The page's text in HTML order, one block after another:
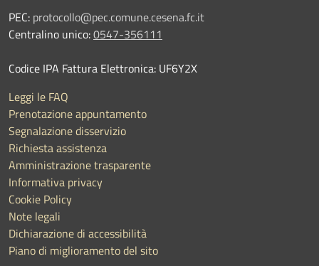
PEC: protocollo@pec.comune.cesena.fc.it
Centralino unico:0547-356111
Codice IPA Fattura Elettronica: UF6Y2X
Leggi le FAQ
Prenotazione appuntamento
Segnalazione disservizio
Richiesta assistenza
Amministrazione trasparente
Informativa privacy
Cookie Policy
Note legali
Dichiarazione di accessibilità
Piano di miglioramento del sito